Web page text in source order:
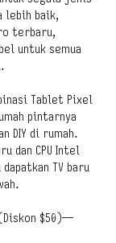
lebih baik,
terbaru,
untuk semua
Tablet Pixel
pintarnya
DIY di rumah.
dan CPU Intel
TV baru
$50)—